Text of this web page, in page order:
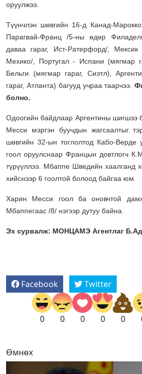
оруулжээ.
Түүнчлэн шөвгийн 16-д Канад-
Парагвай-Франц /5-ны өдөр
даваа гараг, Ист-Ратерфорд/,
Мехико/, Португал - Испани (мягмар
Бельги (мягмар гараг, Сиэтл),
гараг, Атланта) багууд учраа таарчээ.
болно.
Одоогийн байдлаар Аргентины шигшээ
Месси мэргэн буучдын жагсаалтыг
шөвгийн 32-ын тоглолтод Кабо-Верде
гоол оруулснаар Францын довтлогч
түрүүллээ. Мбаппе Шведийн хаалганд
хийснээр 6 гоолтой болоод байгаа юм.
Харин Месси гоол ба оновчтой
Мбаппегаас /8/ нэгээр дутуу байна.
Эх сурвалж: МОНЦАМЭ Агентлаг
Facebook Twitter
0 0 0 0 0
Өмнөх